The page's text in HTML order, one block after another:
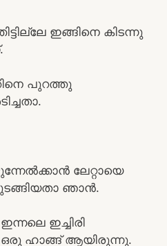
ഇങ്ങിനെ കിടന്നു
പുറത്തു
ലേറ്റായെ
ഞാൻ.
ഇച്ചിരി
ഒരു ഹാങ്ങ്‌ ആയിരുന്നു.